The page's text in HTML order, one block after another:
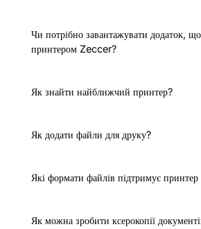
Чи потрібно завантажувати додаток,
принтером Zeccer?
Як знайти найближчий принтер?
Як додати файли для друку?
Які формати файлів підтримує
Як можна зробити ксерокопії